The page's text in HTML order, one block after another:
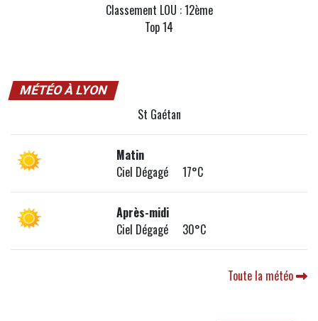
Classement LOU : 12ème
Top 14
MÉTÉO À LYON
St Gaétan
Matin
Ciel Dégagé 17°C
Après-midi
Ciel Dégagé 30°C
Toute la météo